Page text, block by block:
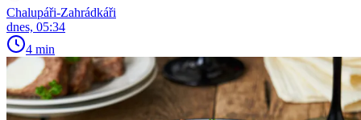
Chalupáři-Zahrádkáři
dnes, 05:34
4 min